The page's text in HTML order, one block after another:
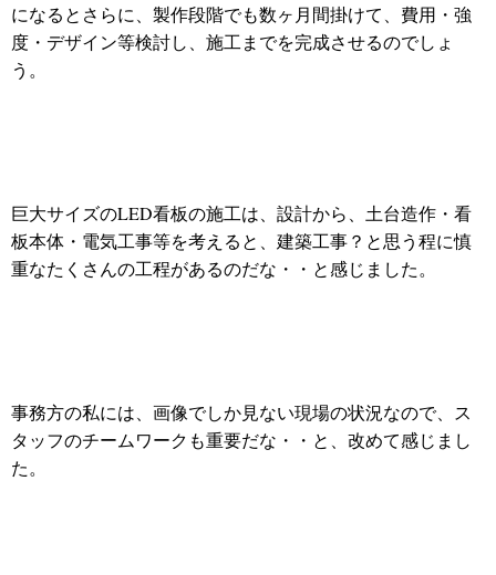
になるとさらに、製作段階でも数ヶ月間掛けて、費用・強
度・デザイン等検討し、施工までを完成させるのでしょ
う。
巨大サイズのLED看板の施工は、設計から、土台造作・看
板本体・電気工事等を考えると、建築工事？と思う程に慎
重なたくさんの工程があるのだな・・と感じました。
事務方の私には、画像でしか見ない現場の状況なので、ス
タッフのチームワークも重要だな・・と、改めて感じまし
た。